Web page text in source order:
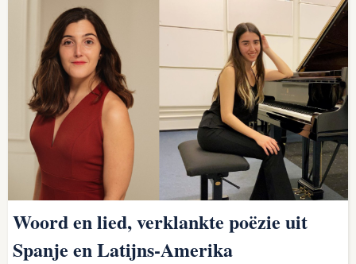
Woord en lied, verklankte poëzie uit
Spanje en Latijns-Amerika